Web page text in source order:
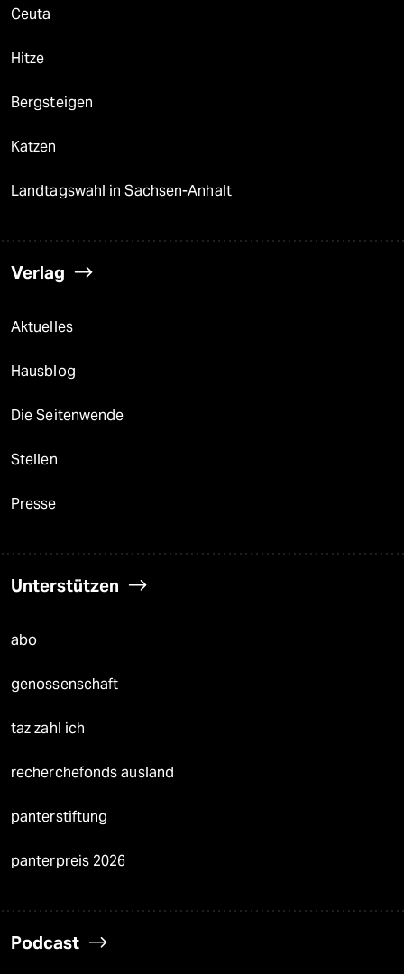
Ceuta
Hitze
Bergsteigen
Katzen
Landtagswahl in Sachsen-Anhalt
Verlag
Aktuelles
Hausblog
Die Seitenwende
Stellen
Presse
Unterstützen
abo
genossenschaft
taz zahl ich
recherchefonds ausland
panterstiftung
panterpreis 2026
Podcast